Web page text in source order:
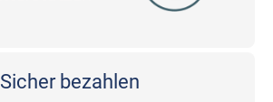
Sicher bezahlen